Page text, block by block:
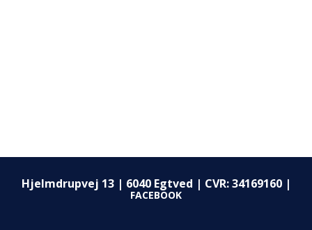
Hjelmdrupvej 13 | 6040 Egtved | CVR: 34169160 |
FACEBOOK